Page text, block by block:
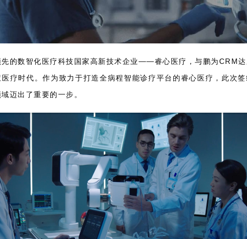
的数智化医疗科技国家高新技术企业——睿心医疗，与鹏为CRM达
疗时代。作为致力于打造全病程智能诊疗平台的睿心医疗，此次
迈出了重要的一步。